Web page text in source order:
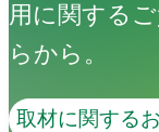
用に関する
らから。
取材に関する